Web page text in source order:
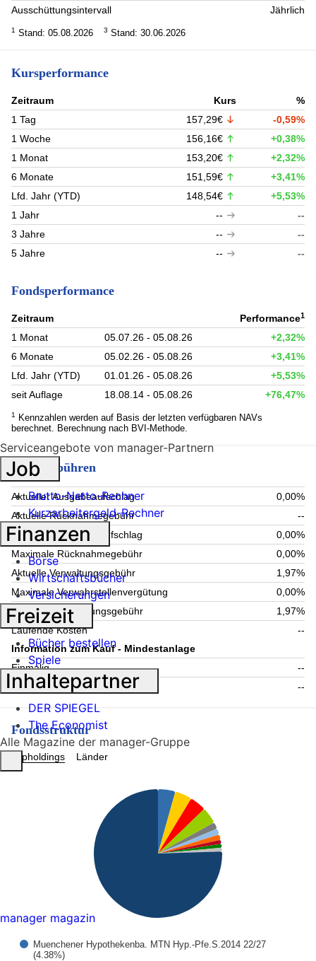
Ausschüttungsintervall Jährlich
1 Stand: 05.08.2026 3 Stand: 30.06.2026
Kursperformance
Zeitraum Kurs
%
1 Tag
157,29€
-0,59%
1 Woche
156,16€
+0,38%
1 Monat
153,20€
+2,32%
6 Monate
151,59€
+3,41%
Lfd. Jahr (YTD)
148,54€
+5,53%
1 Jahr
--
--
3 Jahre
--
--
5 Jahre
-- --
Fondsperformance
Zeitraum Performance1
1 Monat 05.07.26 - 05.08.26
+2,32%
6 Monate
05.02.26 - 05.08.26
+3,41%
Lfd. Jahr (YTD)
01.01.26 - 05.08.26
+5,53%
seit Auflage
18.08.14 - 05.08.26 +76,47%
1
Kennzahlen werden auf Basis der letzten verfügbaren NAVs
berechnet. Berechnung nach BVI-Methode.
Fondsgebühren
Aktueller Ausgabeaufschlag
0,00%
Aktuelle Rücknahmegebühr
--
Maximaler Ausgabeaufschlag
0,00%
Maximale Rücknahmegebühr
0,00%
Aktuelle Verwaltungsgebühr
1,97%
Maximale Verwahrstellenvergütung
0,00%
Maximale Verwaltungsgebühr
1,97%
Laufende Kosten
--
Information zum Kauf - Mindestanlage
Einmalig
--
Folgende
--
Fondsstruktur
Topholdings Länder
Muenchener Hypothekenba. MTN Hyp.-Pfe.S.2014 22/27
(4.38%)
Serviceangebote von manager-Partnern
Job
Brutto-Netto-Rechner
Kurzarbeitergeld-Rechner
Finanzen
Börse
Wirtschaftsbücher
Versicherungen
Freizeit
Bücher bestellen
Spiele
Inhaltepartner
DER SPIEGEL
The Economist
Alle Magazine der manager-Gruppe
manager magazin